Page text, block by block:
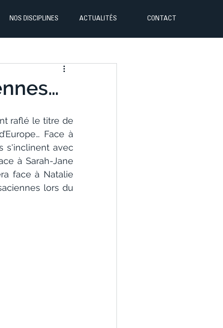
NOS DISCIPLINES ACTUALITÉS CONTACT
raflé le titre de
Face à
s'inclinent avec
à Sarah-Jane
face à Natalie
lors du